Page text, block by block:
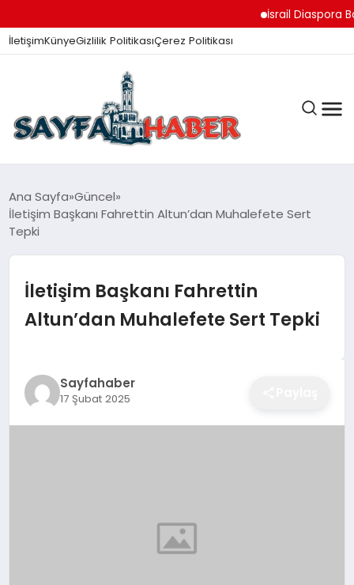
İsrail Diaspora
İletişimKünyeGizlilik PolitikasıÇerez Politikası
ANA SAYFA
GÜNDEM
İZMIR HABERLERI
EKONOMI
Ana Sayfa Güncel
İletişim Başkanı Fahrettin Altun’dan Muhalefete Sert
Tepki
İletişim Başkanı Fahrettin
Altun’dan Muhalefete Sert Tepki
Sayfahaber
17 Şubat 2025